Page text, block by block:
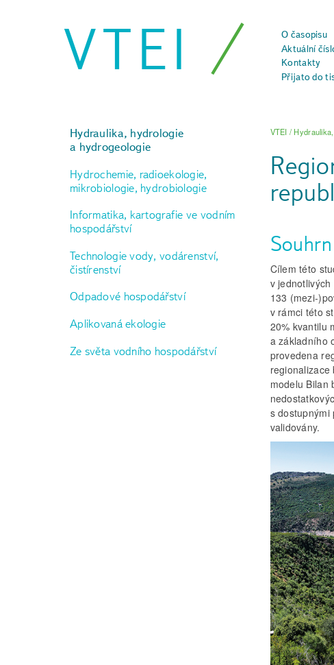
VTEI O časopisu
Aktuální
Kontakty
Přijato do
Hydraulika, hydrologie
a hydrogeologie
Hydrochemie, radioekologie,
mikrobiologie, hydrobiologie
Informatika, kartografie ve vodním
hospodářství
Technologie vody, vodárenství,
čistírenství
Odpadové hospodářství
Aplikovaná ekologie
Ze světa vodního hospodářství
VTEI /
Souhrn
Cílem této
v
133 (mezi-
v rámci této
20% kvantilu
a základního
provedena
modelu Bilan
s dostupnými
validovány.